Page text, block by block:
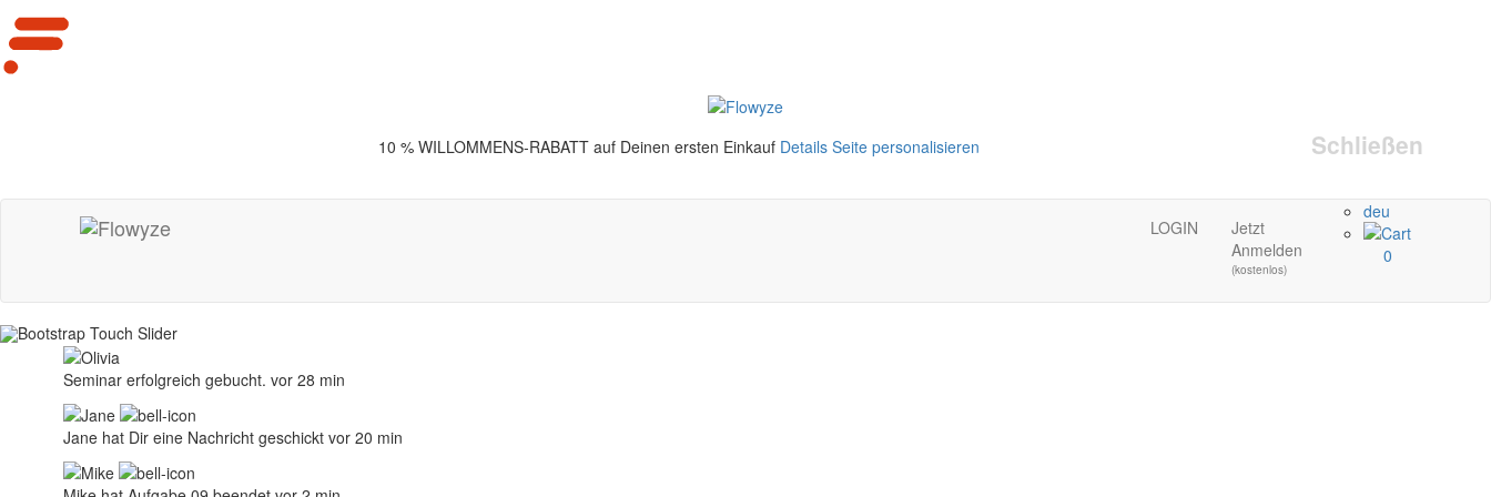
10 % WILLOMMENS-RABATT auf Deinen ersten Einkauf Details Seite personalisieren Schließen
LOGIN
Jetzt
Anmelden
(kostenlos)
deu
0
Seminar erfolgreich gebucht. vor 28 min
Jane hat Dir eine Nachricht geschickt vor 20 min